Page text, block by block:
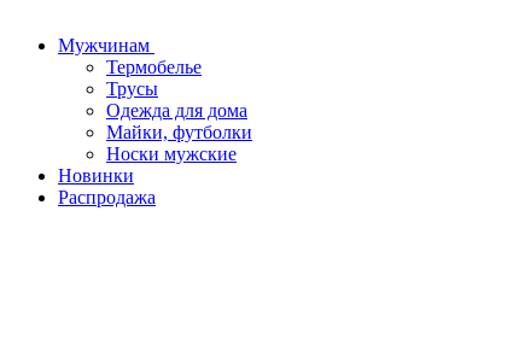
Мужчинам
Термобелье
Трусы
Одежда для дома
Майки, футболки
Носки мужские
Новинки
Распродажа